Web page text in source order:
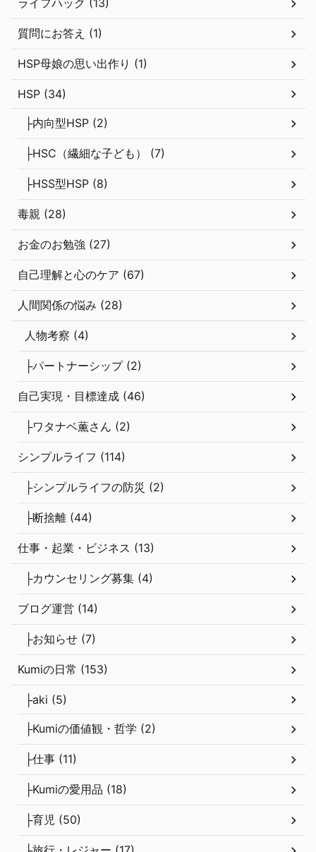
ライフハック (13)
質問にお答え (1)
HSP母娘の思い出作り (1)
HSP (34)
├内向型HSP (2)
├HSC（繊細な子ども） (7)
├HSS型HSP (8)
毒親 (28)
お金のお勉強 (27)
自己理解と心のケア (67)
人間関係の悩み (28)
人物考察 (4)
├パートナーシップ (2)
自己実現・目標達成 (46)
├ワタナベ薫さん (2)
シンプルライフ (114)
├シンプルライフの防災 (2)
├断捨離 (44)
仕事・起業・ビジネス (13)
├カウンセリング募集 (4)
ブログ運営 (14)
├お知らせ (7)
Kumiの日常 (153)
├aki (5)
├Kumiの価値観・哲学 (2)
├仕事 (11)
├Kumiの愛用品 (18)
├育児 (50)